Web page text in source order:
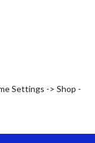
Settings -> Shop -